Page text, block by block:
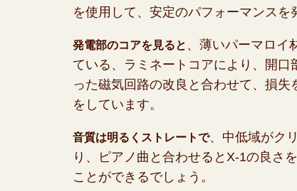
を使用して、安定のパフォーマンスを
発電部のコアを見ると 、薄いパーマロイ
ている、ラミネートコアにより、開口
った磁気回路の改良と合わせて、損失
をしています。
音質は明るくストレートで、中低域がク
り、ピアノ曲と合わせるとX-1の良さ
ことができるでしょう。